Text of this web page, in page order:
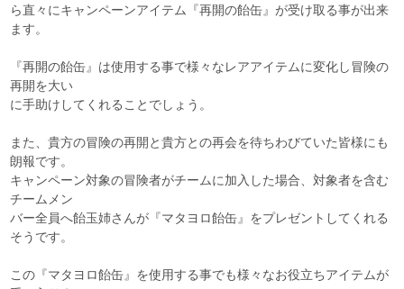
ら直々にキャンペーンアイテム『再開の飴缶』が受け取る事が出来
ます。
『再開の飴缶』は使用する事で様々なレアアイテムに変化し冒険の
再開を大い
に手助けしてくれることでしょう。
また、貴方の冒険の再開と貴方との再会を待ちわびていた皆様にも
朗報です。
キャンペーン対象の冒険者がチームに加入した場合、対象者を含む
チームメン
バー全員へ飴玉姉さんが『マタヨロ飴缶』をプレゼントしてくれる
そうです。
この『マタヨロ飴缶』を使用する事でも様々なお役立ちアイテムが